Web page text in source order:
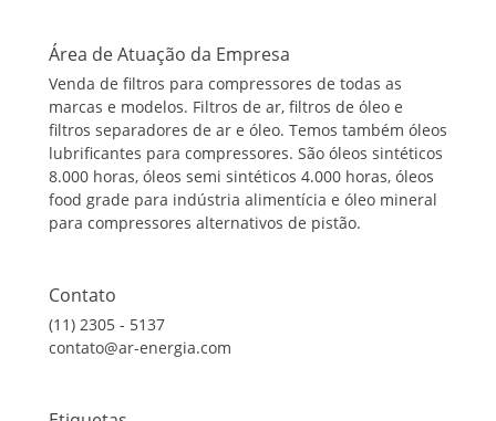
Área de Atuação da Empresa
Venda de filtros para compressores de todas as
marcas e modelos. Filtros de ar, filtros de óleo e
filtros separadores de ar e óleo. Temos também óleos
lubrificantes para compressores. São óleos sintéticos
8.000 horas, óleos semi sintéticos 4.000 horas, óleos
food grade para indústria alimentícia e óleo mineral
para compressores alternativos de pistão.
Contato
(11) 2305 - 5137
contato@ar-energia.com